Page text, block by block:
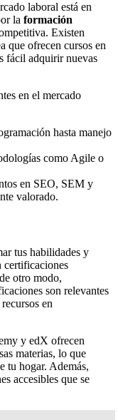
laboral está en
la formación
Existen
que ofrecen cursos en
fácil adquirir nuevas
en el mercado
hasta manejo
como Agile o
en SEO, SEM y
valorado.
tus habilidades y
certificaciones
otro modo,
son relevantes
en
y edX ofrecen
materias, lo que
tu hogar. Además,
accesibles que se